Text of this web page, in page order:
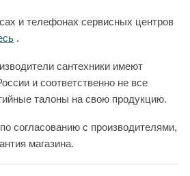
и телефонах сервисных центров
.
сантехники имеют
и соответственно не все
талоны на свою продукцию.
согласованию с производителями,
магазина.